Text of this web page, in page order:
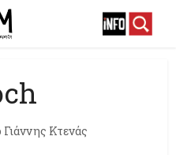
Γιάννης Κτενάς